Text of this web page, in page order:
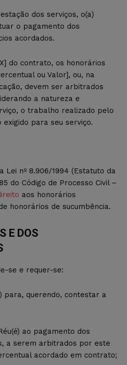
dos serviços, o(a)
o pagamento dos
acordados.
do contrato, os honorários
ou Valor], ou, na
devem ser arbitrados
a natureza e
o trabalho realizado pelo
para seu serviço.
Lei nº 8.906/1994 (Estatuto da
do Código de Processo Civil –
aos honorários
honorários de sucumbência.
E DOS
se e requer-se:
para, querendo, contestar a
ao pagamento dos
a serem arbitrados por este
acordado em contrato;